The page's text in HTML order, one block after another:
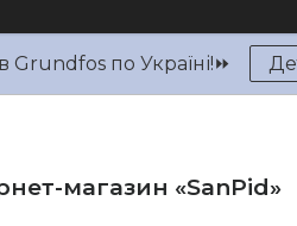
Grundfos по Україні!⏩
магазин «SanPid»